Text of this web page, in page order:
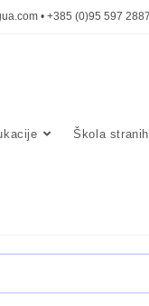
• +385 (0)95 597
Škola